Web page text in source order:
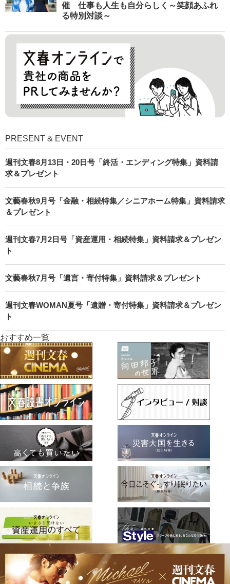
催 仕事も人生も自分らしく～笑顔あふれ
る特別対談～
PRESENT & EVENT
週刊文春8月13日・20日号「終活・エンディング特集」資料請
求＆プレゼント
文藝春秋9月号「金融・相続特集／シニアホーム特集」資料請求
＆プレゼント
週刊文春7月2日号「資産運用・相続特集」資料請求＆プレゼン
ト
文藝春秋7月号「遺言・寄付特集」資料請求＆プレゼント
週刊文春WOMAN夏号「遺贈・寄付特集」資料請求＆プレゼン
ト
おすすめ一覧